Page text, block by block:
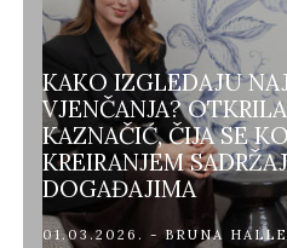
KAKO IZGLEDAJU
VJENČANJA?
KAZNAČIĆ, ČIJA SE
KREIRANJEM
DOGAĐAJIMA
01.03.2026. - BRUNA